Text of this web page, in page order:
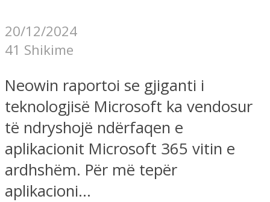
20/12/2024
41 Shikime
Neowin raportoi se gjiganti i
teknologjisë Microsoft ka vendosur
të ndryshojë ndërfaqen e
aplikacionit Microsoft 365 vitin e
ardhshëm. Për më tepër
aplikacioni...